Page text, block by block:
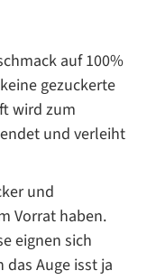
auf 100%
gezuckerte
wird zum
und verleiht
und
Vorrat haben.
eignen sich
Auge isst ja